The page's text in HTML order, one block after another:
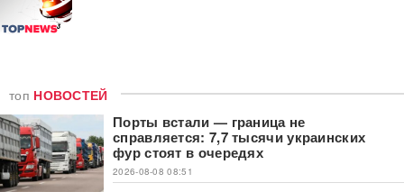
топ НОВОСТЕЙ
Порты встали — граница не
справляется: 7,7 тысячи украинских
фур стоят в очередях
2026-08-08 08:51